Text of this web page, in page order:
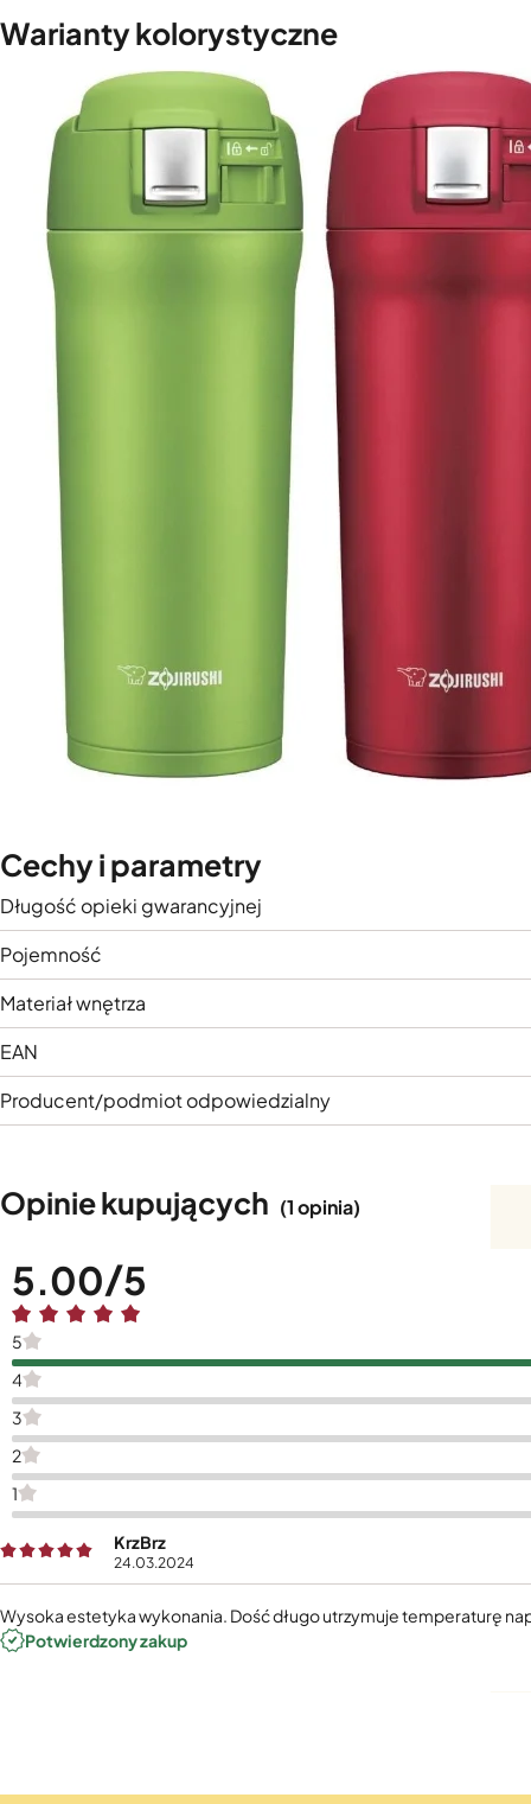
Warianty kolorystyczne
Cechy i parametry
Długość opieki gwarancyjnej
Pojemność
Materiał wnętrza
EAN
Producent/podmiot odpowiedzialny
Opinie kupujących (1 opinia)
5.00
5
4
3
2
1
KrzBrz
24.03.2024
Wysoka estetyka wykonania. Dość długo utrzymuje temperaturę
Potwierdzony zakup